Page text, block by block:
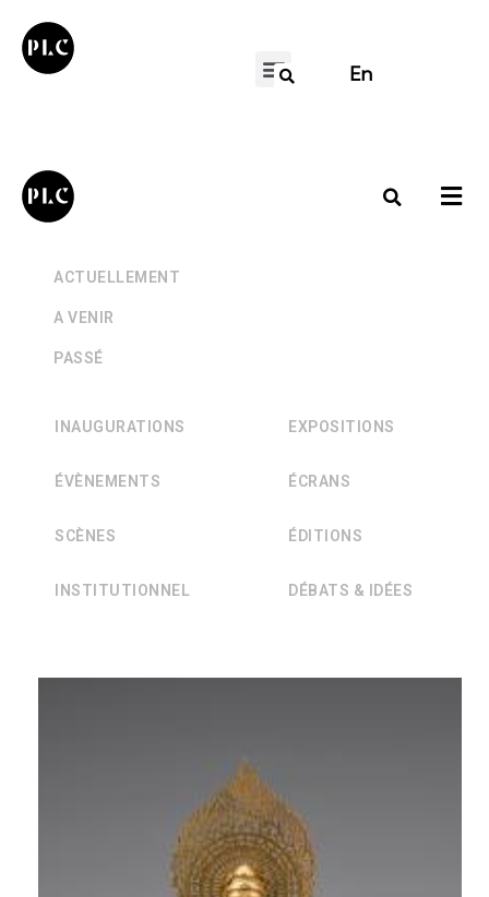
En
ACTUELLEMENT
A VENIR
PASSÉ
INAUGURATIONS EXPOSITIONS
ÉVÈNEMENTS ÉCRANS
SCÈNES ÉDITIONS
INSTITUTIONNEL DÉBATS & IDÉES